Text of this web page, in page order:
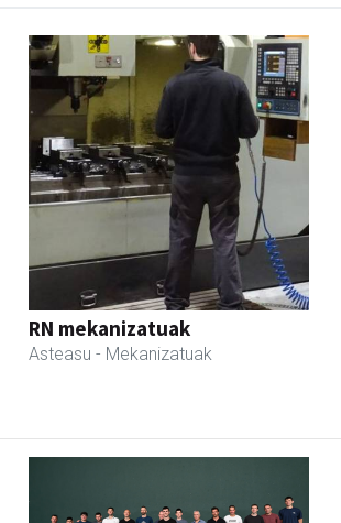
RN mekanizatuak
Asteasu - Mekanizatuak